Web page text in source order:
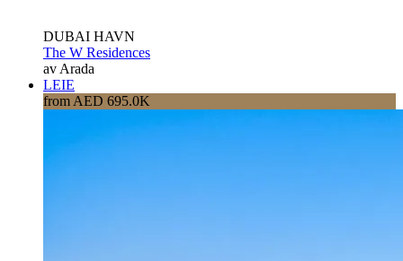
DUBAI HAVN
The W Residences
av Arada
LEIE
from AED 695.0K